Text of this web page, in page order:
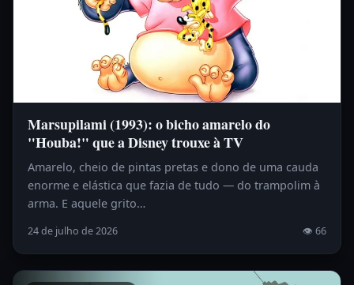
Marsupilami (1993): o bicho amarelo do
"Houba!" que a Disney trouxe à TV
Amarelo, cheio de pintas pretas e dono de uma cauda
enorme e elástica que fazia de tudo — do trampolim à
arma. E aquele grito…
24 de julho de 2026 👁 66